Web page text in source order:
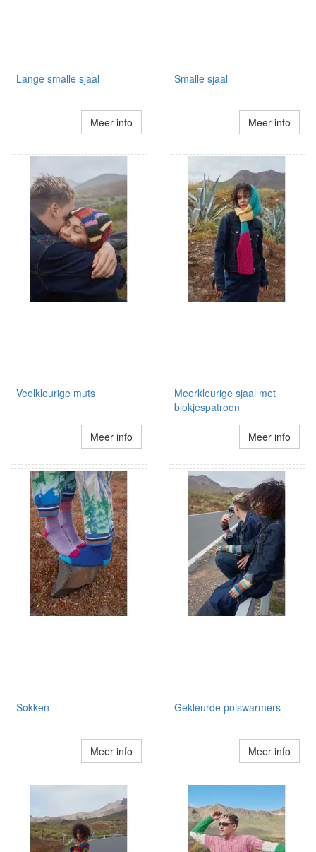
Lange smalle sjaal
Meer info
Smalle sjaal
Meer info
Veelkleurige muts
Meer info
Meerkleurige sjaal met
blokjespatroon
Meer info
Sokken
Meer info
Gekleurde polswarmers
Meer info